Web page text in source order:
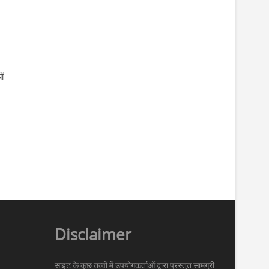
Disclaimer
साइट के कुछ तत्वों में उपयोगकर्ताओं द्वारा प्रस्तुत सामग्री